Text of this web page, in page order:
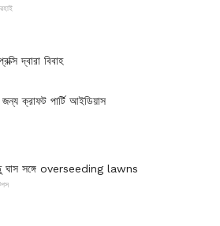
দ্বারা বিবাহ
জন্য ক্রাফট পার্টি আইডিয়াস
ঘাস সঙ্গে overseeding lawns